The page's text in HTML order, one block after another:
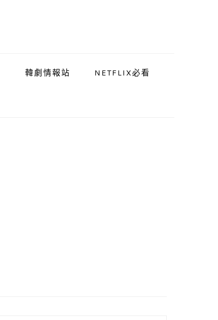
韓劇情報站 NETFLIX必看